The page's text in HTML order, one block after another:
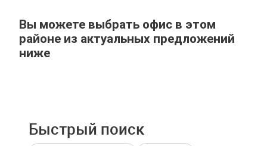
Вы можете выбрать офис в этом
районе из актуальных предложений
ниже
Быстрый поиск